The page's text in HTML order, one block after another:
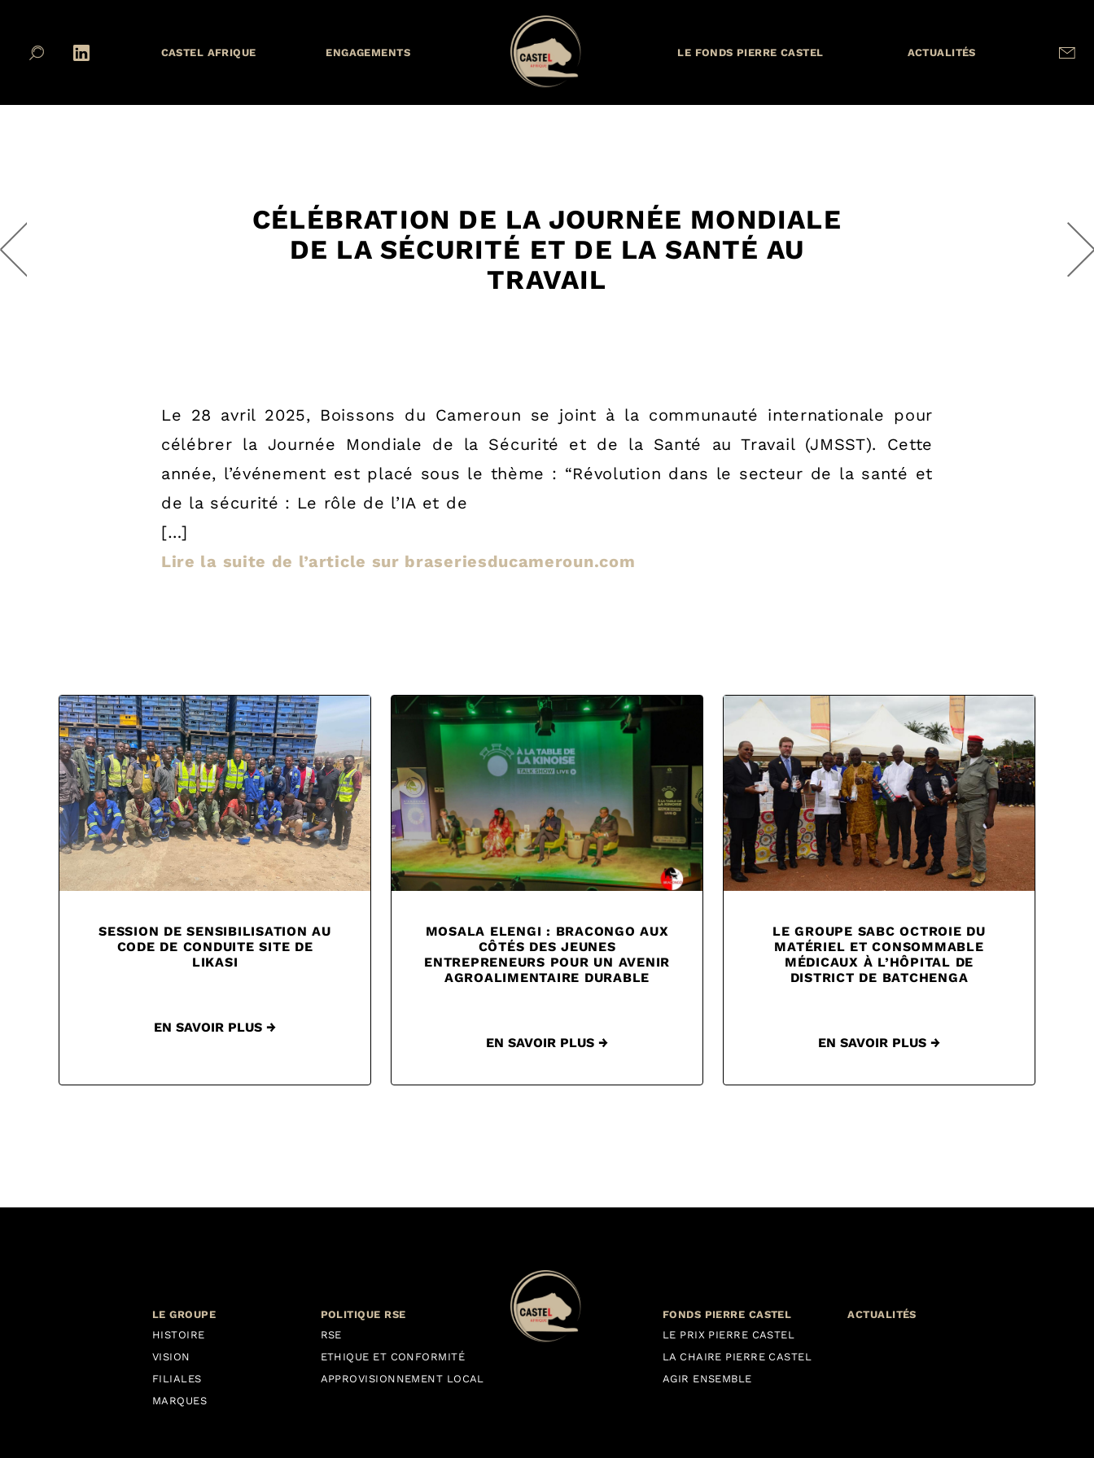
CASTEL AFRIQUE ENGAGEMENTS LE FONDS PIERRE CASTEL ACTUALITÉS
CÉLÉBRATION DE LA JOURNÉE MONDIALE
DE LA SÉCURITÉ ET DE LA SANTÉ AU
TRAVAIL
Le 28 avril 2025, Boissons du Cameroun se joint à la communauté internationale pour
célébrer la Journée Mondiale de la Sécurité et de la Santé au Travail (JMSST). Cette
année, l’événement est placé sous le thème : “Révolution dans le secteur de la santé et
de la sécurité : Le rôle de l’IA et de
[…]
Lire la suite de l’article sur braseriesducameroun.com
SESSION DE SENSIBILISATION AU
CODE DE CONDUITE SITE DE
LIKASI
EN SAVOIR PLUS →
MOSALA ELENGI : BRACONGO AUX
CÔTÉS DES JEUNES
ENTREPRENEURS POUR UN AVENIR
AGROALIMENTAIRE DURABLE
EN SAVOIR PLUS →
LE GROUPE SABC OCTROIE DU
MATÉRIEL ET CONSOMMABLE
MÉDICAUX À L’HÔPITAL DE
DISTRICT DE BATCHENGA
EN SAVOIR PLUS →
LE GROUPE
HISTOIRE
VISION
FILIALES
MARQUES
POLITIQUE RSE
RSE
ETHIQUE ET CONFORMITÉ
APPROVISIONNEMENT LOCAL
FONDS PIERRE CASTEL
LE PRIX PIERRE CASTEL
LA CHAIRE PIERRE CASTEL
AGIR ENSEMBLE
ACTUALITÉS